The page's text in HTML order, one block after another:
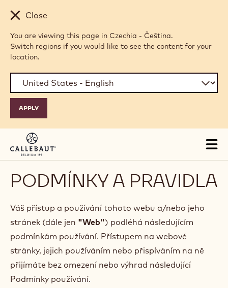
Skip to main content
Close
You are viewing this page in Czechia - Čeština.
Switch regions if you would like to see the content for your
location.
PODMÍNKY A PRAVIDLA
Váš přístup a používání tohoto webu a/nebo jeho
stránek (dále jen "Web") podléhá následujícím
podmínkám používání. Přístupem na webové
stránky, jejich používáním nebo přispíváním na ně
přijímáte bez omezení nebo výhrad následující
Podmínky používání.